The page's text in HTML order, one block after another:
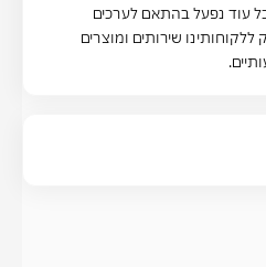
עוד נפעל בהתאם לערכים
שירותים ומוצרים